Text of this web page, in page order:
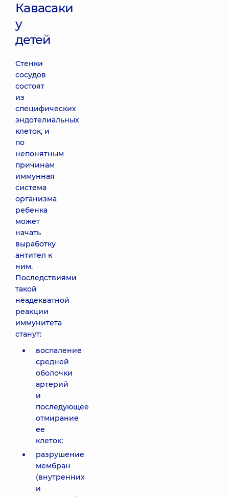
Кавасаки
у
детей
Стенки
сосудов
состоят
из
специфических
эндотелиальных
клеток, и
по
непонятным
причинам
иммунная
система
организма
ребенка
может
начать
выработку
антител к
ним.
Последствиями
такой
неадекватной
реакции
иммунитета
станут:
воспаление
средней
оболочки
артерий
и
последующее
отмирание
ее
клеток;
разрушение
мембран
(внутренних
и